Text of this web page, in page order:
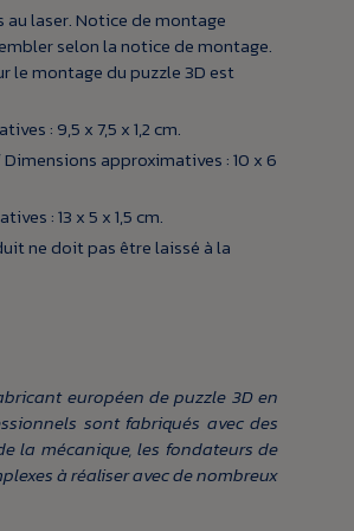
au laser. Notice de montage
selon la notice de montage.
le montage du puzzle 3D est
: 9,5 x 7,5 x 1,2 cm.
Dimensions approximatives : 10 x 6
: 13 x 5 x 1,5 cm.
ne doit pas être laissé à la
européen de puzzle 3D en
sont fabriqués avec des
la mécanique, les fondateurs de
à réaliser avec de nombreux